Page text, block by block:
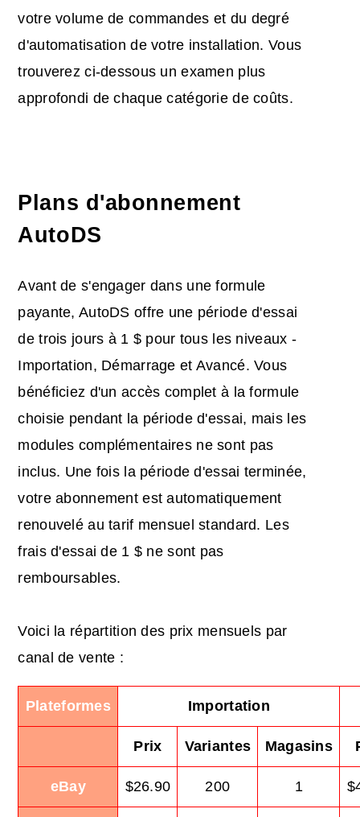
votre volume de commandes et du degré
d'automatisation de votre installation. Vous
trouverez ci-dessous un examen plus
approfondi de chaque catégorie de coûts.
Plans d'abonnement
AutoDS
Avant de s'engager dans une formule
payante, AutoDS offre une période d'essai
de trois jours à 1 $ pour tous les niveaux -
Importation, Démarrage et Avancé. Vous
bénéficiez d'un accès complet à la formule
choisie pendant la période d'essai, mais les
modules complémentaires ne sont pas
inclus. Une fois la période d'essai terminée,
votre abonnement est automatiquement
renouvelé au tarif mensuel standard. Les
frais d'essai de 1 $ ne sont pas
remboursables.
Voici la répartition des prix mensuels par
canal de vente :
Plateformes Importation
Prix Variantes Magasins
eBay $26.90 200 1